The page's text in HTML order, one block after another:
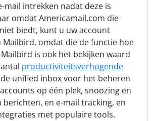
mail intrekken nadat deze is
omdat Americamail.com die
biedt, kunt u uw account
Mailbird, omdat die de functie hoe
is ook het bekijken waard
productiviteitsverhogende
de unified inbox voor het beheren
op één plek, snoozing en
berichten, en e-mail tracking, en
met populaire tools.